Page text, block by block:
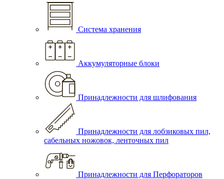
Система хранения
Аккумуляторные блоки
Принадлежности для шлифования
Принадлежности для лобзиковых пил,
сабельных ножовок, ленточных пил
Принадлежности для Перфораторов